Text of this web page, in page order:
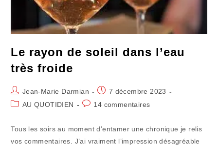
Le rayon de soleil dans l’eau
très froide
Auteur/autrice
de
Jean-Marie Darmian
Publication
publiée :
7 décembre 2023
PostAU QUOTIDIEN
Commentaires
14 commentaires
Tous les soirs au moment d’entamer une chronique je relis
vos commentaires. J’ai vraiment l’impression désagréable